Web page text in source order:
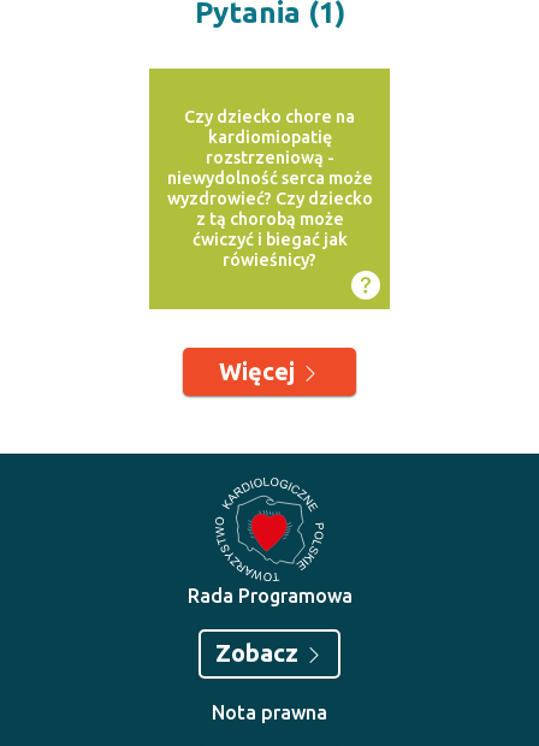
Pytania (1)
Czy dziecko chore na
kardiomiopatię
rozstrzeniową -
niewydolność serca może
wyzdrowieć? Czy dziecko
z tą chorobą może
ćwiczyć i biegać jak
rówieśnicy?
Więcej
Rada Programowa
Zobacz
Nota prawna